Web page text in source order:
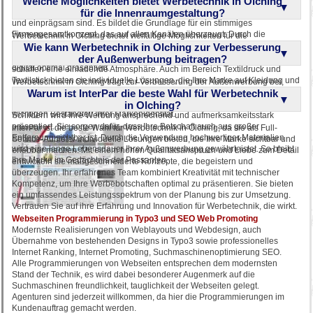
Ihr Messeauftritt zu einem vollen Erfolg.
ansprechendes Grafikdesign sorgt dafür, dass Ihre Werbebotschaften klar
und einprägsam sind. Es bildet die Grundlage für ein stimmiges
Firmengesamtkonzept, das auf allen Kanälen überzeugt. Durch die
Verbindung von Kreativität und technischer Präzision entstehen Designs,
die Ihre Zielgruppe ansprechen. So wird Ihre Marke sowohl analog als auch
digital optimal präsentiert.
für die Innenraumgestaltung?
Werbetechnik in Olching bietet vielfältige Möglichkeiten für die
Innenraumgestaltung, die Ihre Markenwerte widerspiegeln. Mit stilvoller
Wandkunst und kreativen Wandbildern verschönern sie Ihre Büroräume und
schaffen eine einladende Atmosphäre. Auch im Bereich Textildruck und
Textilstick bieten sie individuelle Lösungen, die Ihre Marke auf Kleidung und
Accessoires präsentieren. Ihre Konzepte sind auf maximale Wirkung und
Langlebigkeit ausgelegt. So wird Ihre Innenraumgestaltung zu einem
wichtigen Bestandteil Ihrer Markenidentität.
Wie kann Werbetechnik in Olching zur Verbesserung
der Außenwerbung beitragen?
Werbetechnik in Olching trägt zur Verbesserung der Außenwerbung bei,
indem sie maßgeschneiderte Lösungen für Ihre Unternehmensbotschaft
bietet. Mit großflächigen Leuchtkästen, 3D Buchstaben und kreativen
Schildern wird Ihre Werbung ansprechend und aufmerksamkeitsstark
präsentiert. Sie sorgen dafür, dass Ihre Botschaft auch aus großer
Entfernung sichtbar ist. Durch die Verwendung hochwertiger Materialien
wird eine lange Lebensdauer Ihrer Außenwerbung gewährleistet. So bleibt
Ihre Marke im Gedächtnis der Passanten.
Warum ist InterPar die beste Wahl für Werbetechnik
in Olching?
InterPar ist die beste Wahl für Werbetechnik in Olching, da sie als Full-
Service-Anbieter individuelle Lösungen bieten, die Ihre Marke sichtbar und
erlebbar machen. Mit einem hohen Qualitätsanspruch und Liebe zum Detail
entwickeln sie maßgeschneiderte Konzepte, die begeistern und
überzeugen. Ihr erfahrenes Team kombiniert Kreativität mit technischer
Kompetenz, um Ihre Werbebotschaften optimal zu präsentieren. Sie bieten
ein umfassendes Leistungsspektrum von der Planung bis zur Umsetzung.
Vertrauen Sie auf ihre Erfahrung und Innovation für Werbetechnik, die wirkt.
Webseiten Programmierung in Typo3 und SEO Web Promoting
Modernste Realisierungen von Weblayouts und Webdesign, auch
Übernahme von bestehenden Designs in Typo3 sowie professionelles
Internet Ranking, Internet Promoting, Suchmaschinenoptimierung SEO.
Alle Programmierungen von Webseiten entsprechen dem modernsten
Stand der Technik, es wird dabei besonderer Augenmerk auf die
Suchmaschinen freundlichkeit, tauglichkeit der Webseiten gelegt.
Agenturen sind jederzeit willkommen, da hier die Programmierungen im
Kundenauftrag gemacht werden.